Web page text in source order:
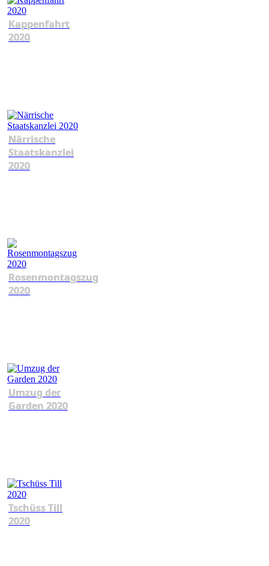
Kappenfahrt
2020
Närrische
Staatskanzlei
2020
Rosenmontagszug
2020
Umzug der
Garden 2020
Tschüss Till
2020